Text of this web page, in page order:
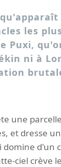
les plus
Puxi,
ni à
une
et dresse
d'un
ciel crève